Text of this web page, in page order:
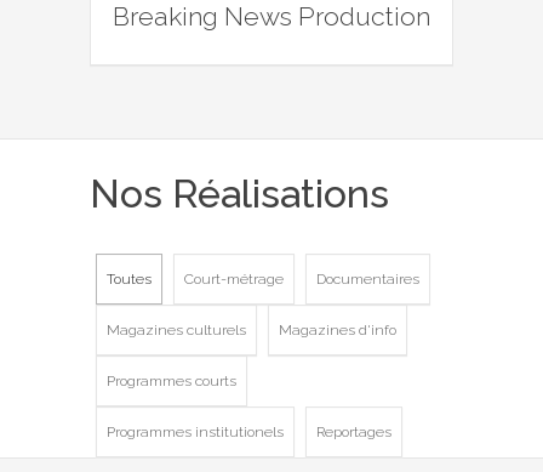
Breaking News Production
Nos Réalisations
Toutes Court-métrage Documentaires
Magazines culturels Magazines d'info
Programmes courts
Programmes institutionels Reportages